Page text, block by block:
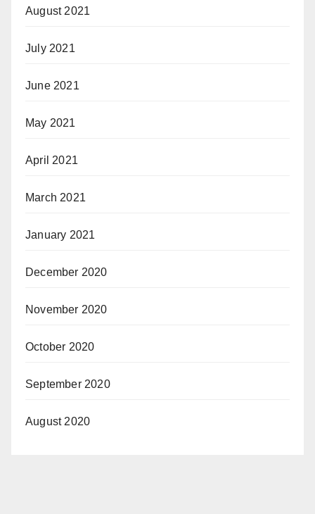
August 2021
July 2021
June 2021
May 2021
April 2021
March 2021
January 2021
December 2020
November 2020
October 2020
September 2020
August 2020